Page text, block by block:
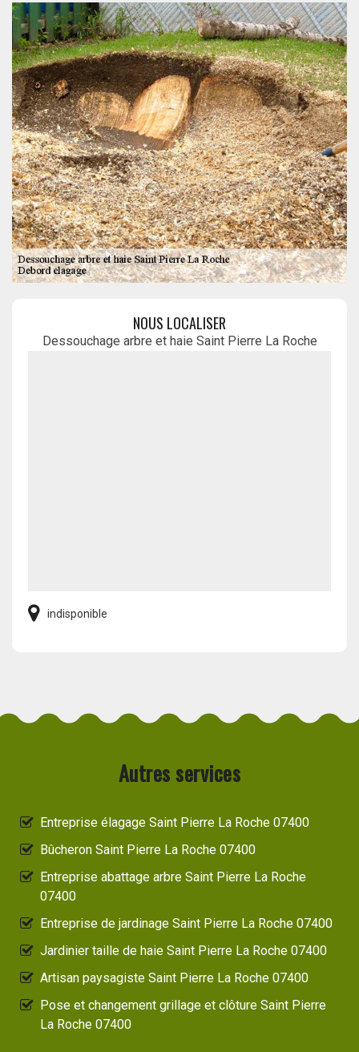
NOUS LOCALISER
Dessouchage arbre et haie Saint Pierre La Roche
indisponible
Autres services
Entreprise élagage Saint Pierre La Roche 07400
Bûcheron Saint Pierre La Roche 07400
Entreprise abattage arbre Saint Pierre La Roche
07400
Entreprise de jardinage Saint Pierre La Roche 07400
Jardinier taille de haie Saint Pierre La Roche 07400
Artisan paysagiste Saint Pierre La Roche 07400
Pose et changement grillage et clôture Saint Pierre
La Roche 07400